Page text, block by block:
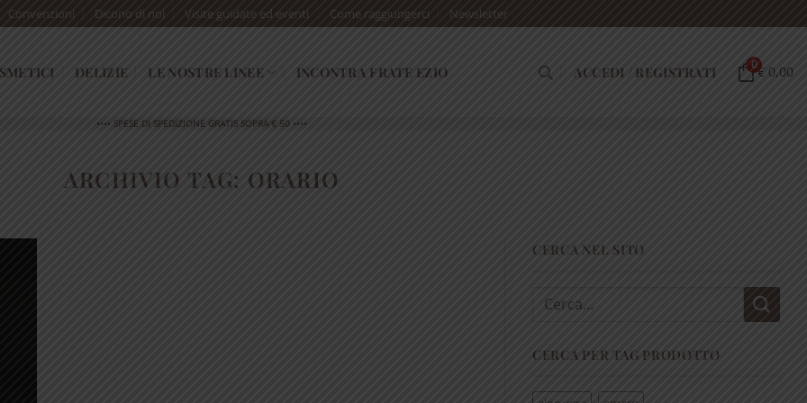
Convenzioni Dicono di noi Visite guidate ed eventi Come raggiungerci Newsletter
DELIZIE LE NOSTRE LINEE INCONTRA FRATE EZIO ACCEDI / REGISTRATI 0€ 0,00
•••• SPESE DI SPEDIZIONE GRATIS SOPRA € 50 ••••
ARCHIVIO TAG: ORARIO
CERCA NEL SITO
Cerca:
CERCA PER TAG PRODOTTO